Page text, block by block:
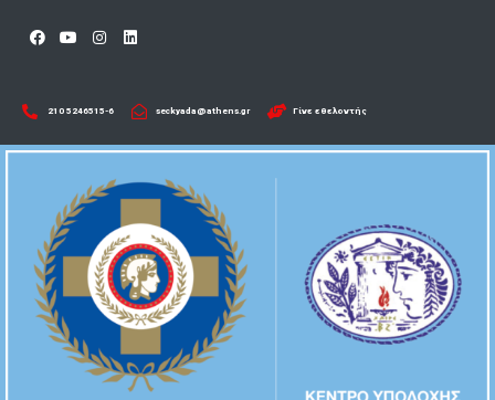
210 5246515-6​ seckyada@athens.gr Γίνε εθελοντής